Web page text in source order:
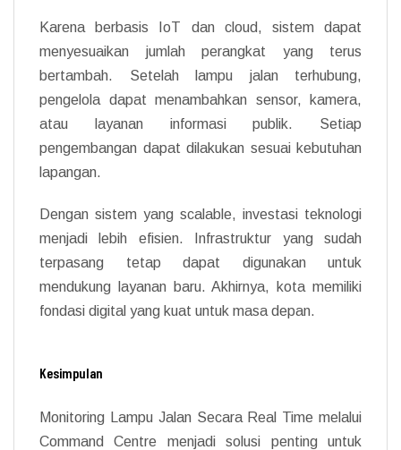
Karena berbasis IoT dan cloud, sistem dapat
menyesuaikan jumlah perangkat yang terus
bertambah. Setelah lampu jalan terhubung,
pengelola dapat menambahkan sensor, kamera,
atau layanan informasi publik. Setiap
pengembangan dapat dilakukan sesuai kebutuhan
lapangan.
Dengan sistem yang scalable, investasi teknologi
menjadi lebih efisien. Infrastruktur yang sudah
terpasang tetap dapat digunakan untuk
mendukung layanan baru. Akhirnya, kota memiliki
fondasi digital yang kuat untuk masa depan.
Kesimpulan
Monitoring Lampu Jalan Secara Real Time melalui
Command Centre menjadi solusi penting untuk